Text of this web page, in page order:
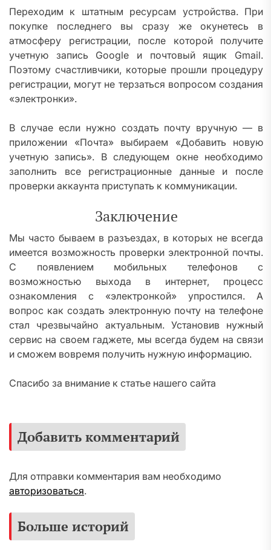
Переходим к штатным ресурсам устройства. При
покупке последнего вы сразу же окунетесь в
атмосферу регистрации, после которой получите
учетную запись Google и почтовый ящик Gmail.
Поэтому счастливчики, которые прошли процедуру
регистрации, могут не терзаться вопросом создания
«электронки».
В случае если нужно создать почту вручную — в
приложении «Почта» выбираем «Добавить новую
учетную запись». В следующем окне необходимо
заполнить все регистрационные данные и после
проверки аккаунта приступать к коммуникации.
Заключение
Мы часто бываем в разъездах, в которых не всегда
имеется возможность проверки электронной почты.
С появлением мобильных телефонов с
возможностью выхода в интернет, процесс
ознакомления с «электронкой» упростился. А
вопрос как создать электронную почту на телефоне
стал чрезвычайно актуальным. Установив нужный
сервис на своем гаджете, мы всегда будем на связи
и сможем вовремя получить нужную информацию.
Спасибо за внимание к статье нашего сайта
Добавить комментарий
Для отправки комментария вам необходимо
авторизоваться.
Больше историй